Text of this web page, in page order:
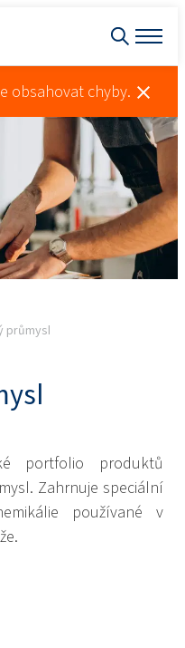
obsahovat chyby.
průmysl
portfolio produktů
Zahrnuje speciální
používané v